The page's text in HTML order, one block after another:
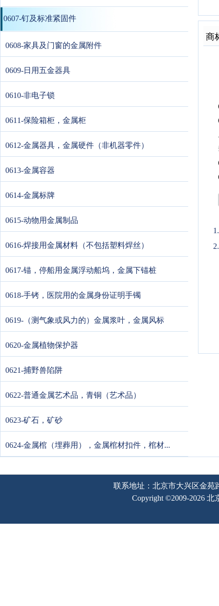
0607-钉及标准紧固件
0608-家具及门窗的金属附件
0609-日用五金器具
0610-非电子锁
0611-保险箱柜，金属柜
0612-金属器具，金属硬件（非机器零件）
0613-金属容器
0614-金属标牌
0615-动物用金属制品
0616-焊接用金属材料（不包括塑料焊丝）
0617-锚，停船用金属浮动船坞，金属下锚桩
0618-手铐，医院用的金属身份证明手镯
0619-（测气象或风力的）金属浆叶，金属风标
0620-金属植物保护器
0621-捕野兽陷阱
0622-普通金属艺术品，青铜（艺术品）
0623-矿石，矿砂
0624-金属棺（埋葬用），金属棺材扣件，棺材...
商
联系地址：北京市大兴区金苑
Copyright ©2009-2026 北